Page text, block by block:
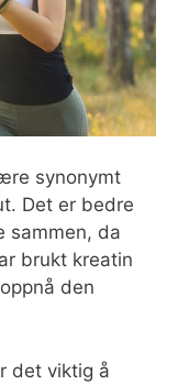
synonymt
Det er bedre
sammen, da
brukt kreatin
den
det viktig å